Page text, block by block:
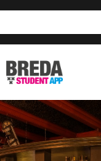
| GoodMood
Breda
Student